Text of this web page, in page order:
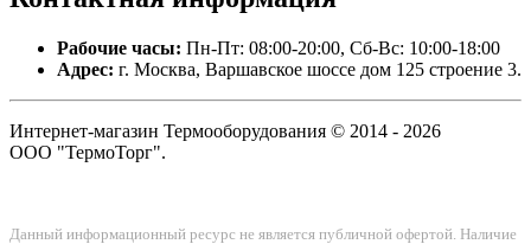
Рабочие часы: Пн-Пт: 08:00-20:00, Сб-Вс: 10:00-18:00
Адрес: г. Москва, Варшавское шоссе дом 125 строение 3.
Интернет-магазин Термооборудования © 2014 - 2026
ООО "ТермоТорг".
Данный информационный ресурс не является публичной офертой. Наличие